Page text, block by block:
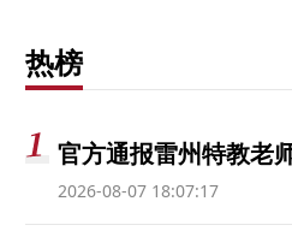
热榜
官方通报雷州特教老
2026-08-07 18:07:17